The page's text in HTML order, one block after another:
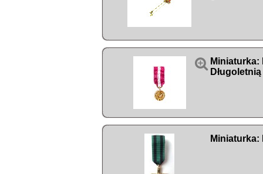
 Miniaturka:
Miniaturka: